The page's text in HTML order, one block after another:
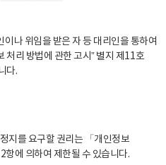
나 위임을 받은 자 등 대리인을 통하여
처리 방법에 관한 고시” 별지 제11호
다.
지를 요구할 권리는 「개인정보
에 의하여 제한될 수 있습니다.